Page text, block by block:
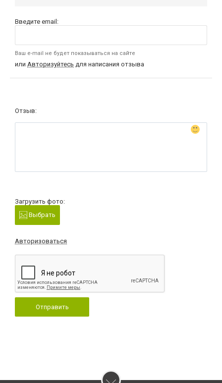
Введите email:
Ваш e-mail не будет показываться на сайте
или Авторизуйтесь для написания отзыва
Отзыв:
Загрузить фото:
Выбрать
Авторизоваться
Отправить